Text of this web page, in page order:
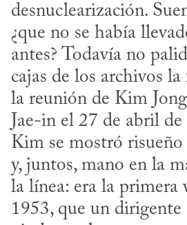
desnuclearización.
¿que no se había
antes? Todavía no
cajas de los archivos
la reu­nión de Kim
Jae-in el 27 de abril
Kim se mostró risueño
y, juntos, mano en la
la línea: era la primera
1953, que un dirigente